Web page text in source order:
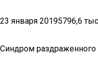
23 января 20195796,6
Синдром раздраженного